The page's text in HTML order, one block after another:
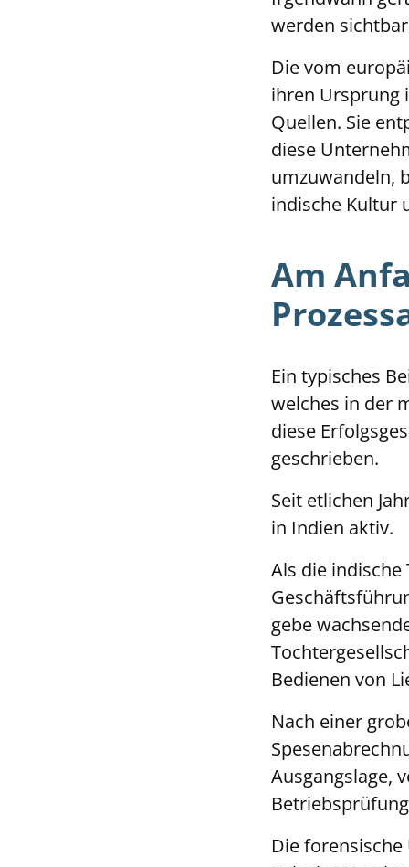
werden
Die vom
ihren Ursprung
Quellen. Sie
diese
umzuwandeln,
indische Kultur
Am
Ein typisches
welches in der
diese
geschrieben.
Seit etlichen
in Indien aktiv.
Als die
gebe
Bedienen von
Nach einer
Ausgangslage,
Die